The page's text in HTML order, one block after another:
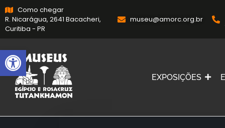
Como chegar
R. Nicarágua, 2641 Bacacheri,
Curitiba - PR
museu@amorc.org.br
EXPOSIÇÕES
Abrir a barra de ferramentas